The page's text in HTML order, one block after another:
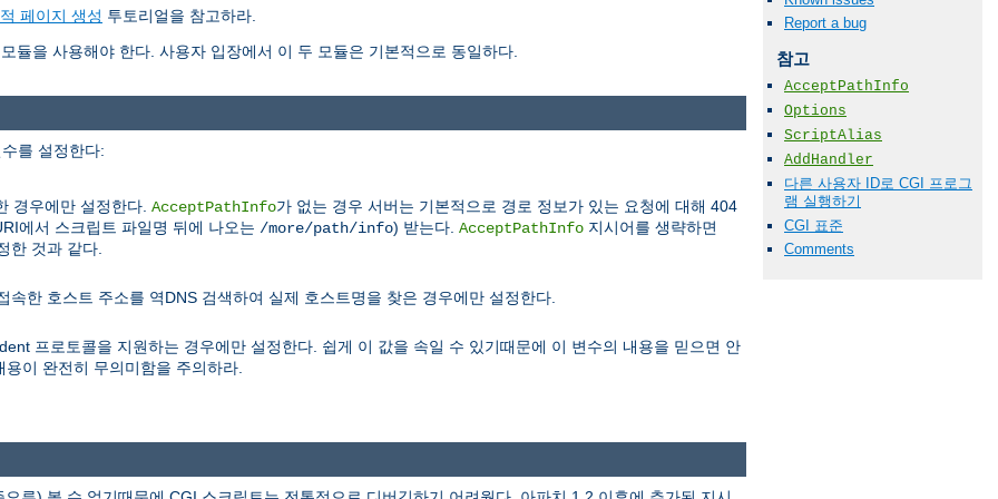
페이지 생성 투토리얼을 참고하라.
듈을 사용해야 한다. 사용자 입장에서 이 두 모듈은 기본적으로 동일하다.
Report a bug
참고
AcceptPathInfo
Options
ScriptAlias
AddHandler
다른 사용자 ID로 CGI 프로그
램 실행하기
CGI 표준
Comments
를 설정한다:
경우에만 설정한다. AcceptPathInfo가 없는 경우 서버는 기본적으로 경로 정보가 있는 요청에 대해 404
에서 스크립트 파일명 뒤에 나오는 /more/path/info) 받는다. AcceptPathInfo 지시어를 생략하면
한 것과 같다.
속한 호스트 주소를 역DNS 검색하여 실제 호스트명을 찾은 경우에만 설정한다.
프로토콜을 지원하는 경우에만 설정한다. 쉽게 이 값을 속일 수 있기때문에 이 변수의 내용을 믿으면 안
이 완전히 무의미함을 주의하라.